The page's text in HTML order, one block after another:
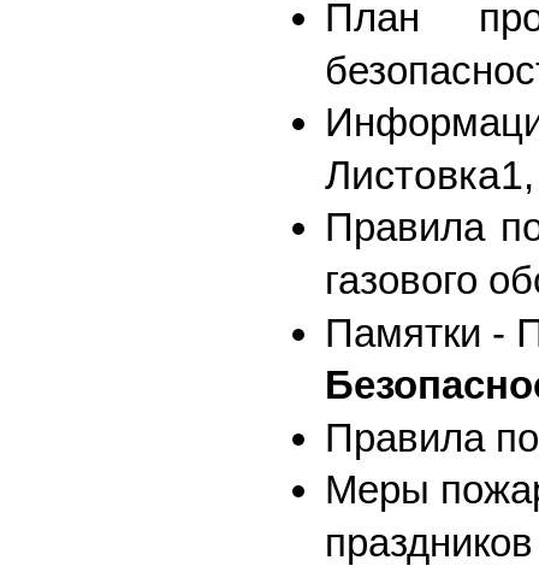
План
Листовка1
Правила
газового
Памятки -
Правила
Меры